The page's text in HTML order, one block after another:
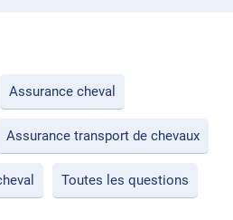
Assurance cheval
Assurance transport de chevaux
Toutes les questions